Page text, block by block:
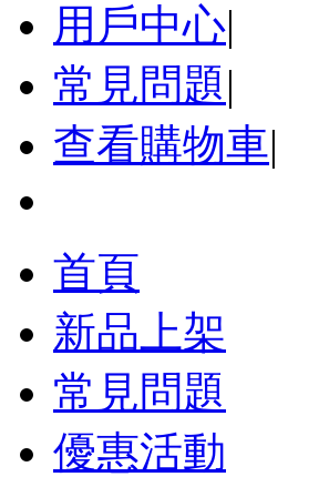
用戶中心|
常見問題|
查看購物車|
首頁
新品上架
常見問題
優惠活動